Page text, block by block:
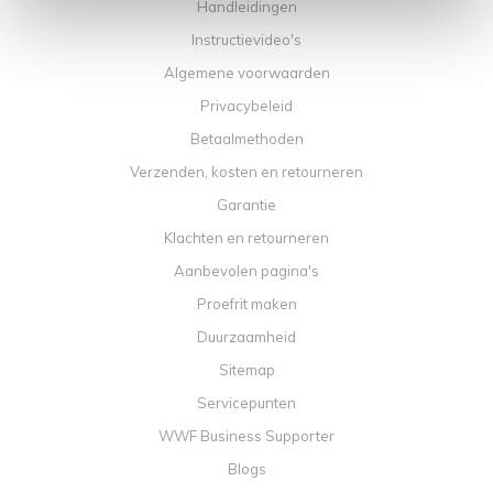
Handleidingen
Instructievideo's
Algemene voorwaarden
Privacybeleid
Betaalmethoden
Verzenden, kosten en retourneren
Garantie
Klachten en retourneren
Aanbevolen pagina's
Proefrit maken
Duurzaamheid
Sitemap
Servicepunten
WWF Business Supporter
Blogs